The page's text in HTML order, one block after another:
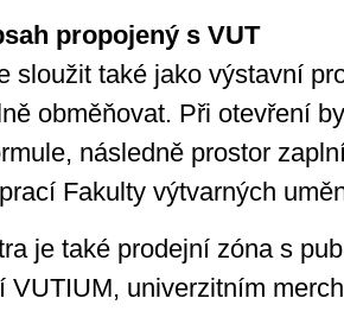
propojený s VUT
sloužit také jako výstavní
obměňovat. Při otevření
následně prostor
Fakulty výtvarných
je také prodejní zóna s
VUTIUM, univerzitním